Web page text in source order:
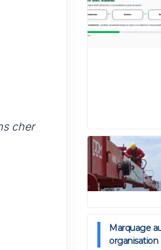
cher
Marquage
organisation